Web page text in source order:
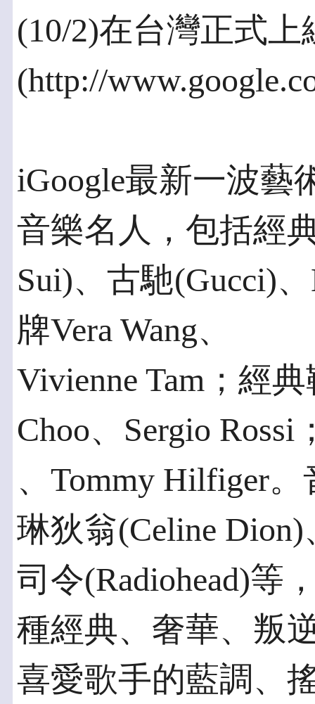
(10/2)在台灣正式上
(http://
iGoogle最新一波藝
音樂名人，包括經
Sui)、古馳(Gucci)
牌Vera Wang、
Vivienne Tam；經
Choo、Sergio Rossi
、Tommy Hilfiger
琳狄翁(Celine
司令(Radiohead)等
種經典、奢華、叛
喜愛歌手的藍調、